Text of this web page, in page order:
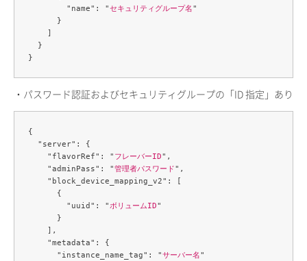
        "name": "
セキュリティグループ名"
      }
    ]
  }
・パスワード認証およびセキュリティグループの「ID 指定」あり
{
  "server": {
    "flavorRef": "
フレーバーID",
    "adminPass": "
管理者パスワード",
    "block_device_mapping_v2": [
      {
        "uuid": "
ボリュームID"
      }
    ],
    "metadata": {
      "instance_name_tag": "
サーバー名"